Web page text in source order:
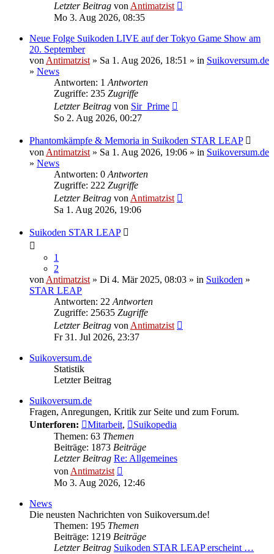
Letzter Beitrag vonAntimatzist
Mo 3. Aug 2026, 08:35
Neue Folge Suikoden LIVE auf der Tokyo Game Show am
20. September
vonAntimatzist» Sa 1. Aug 2026, 18:51 » in Suikoversum.de
» News
Antworten: 1Antworten
Zugriffe: 235 Zugriffe
Letzter Beitrag von Sir_Prime
So 2. Aug 2026, 00:27
Phantomkämpfe & Memoria in Suikoden STAR LEAP
vonAntimatzist» Sa 1. Aug 2026, 19:06 » in Suikoversum.de
» News
Antworten: 0Antworten
Zugriffe: 222 Zugriffe
Letzter Beitrag vonAntimatzist
Sa 1. Aug 2026, 19:06
Suikoden STAR LEAP
1
2
vonAntimatzist» Di 4. Mär 2025, 08:03 » in Suikoden »
STAR LEAP
Antworten: 22Antworten
Zugriffe: 25635 Zugriffe
Letzter Beitrag vonAntimatzist
Fr 31. Jul 2026, 23:37
Suikoversum.de
Statistik
Letzter Beitrag
Suikoversum.de
Fragen, Anregungen, Kritik zur Seite und zum Forum.
Unterforen:
Mitarbeit,
Suikopedia
Themen: 63 Themen
Beiträge: 1873 Beiträge
Letzter Beitrag Re: Allgemeines
vonAntimatzist
Beitrag
Mo 3. Aug 2026, 12:46
News
Die neusten Nachrichten von Suikoversum.de!
Themen: 195 Themen
Beiträge: 1219 Beiträge
Letzter Beitrag Suikoden STAR LEAP erscheint …